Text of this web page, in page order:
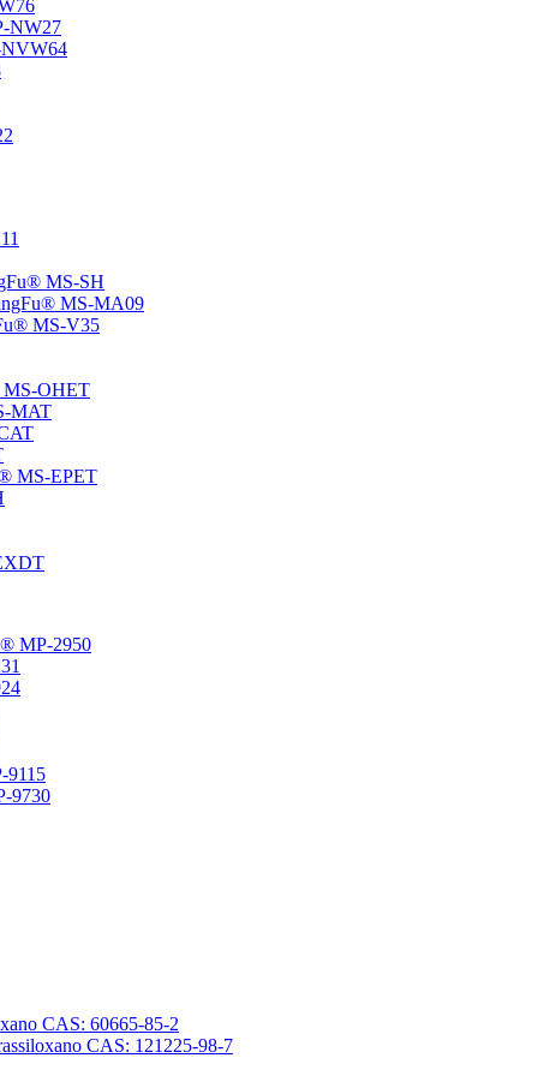
NW27
NVW64
MS-SH
MS-MA09
MS-V35
MS-OHET
MAT
MS-EPET
MP-2950
9115
9730
CAS: 60665-85-2
CAS: 121225-98-7